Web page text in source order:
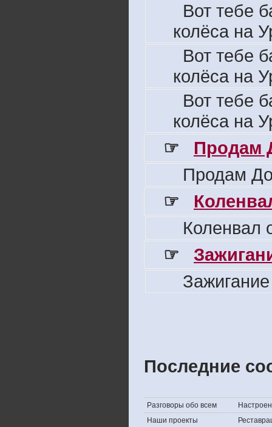
Вот тебе
колёса на
Вот тебе
колёса на
Вот тебе
колёса на
☞
Продам
Продам
☞
Коленвал
☞
Последние
Разговоры обо всем
Наши проекты